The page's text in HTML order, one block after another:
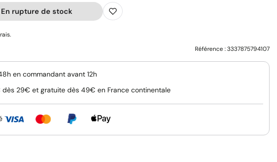
En rupture de stock
Référence :3337875794107
en commandant avant 12h
dès 29€ et gratuite dès 49€ en France continentale